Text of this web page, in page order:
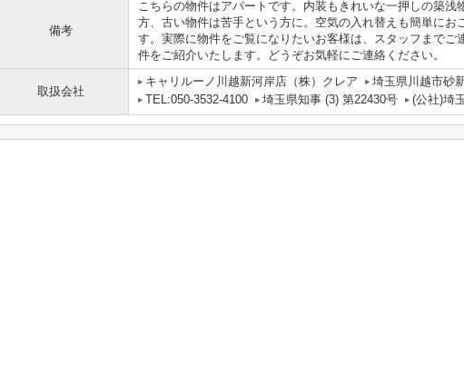
備考
こちらの物件はアパートです。内装もきれいな一押しの築浅
方、古い物件は苦手という方に。空気の入れ替えも簡単にお
す。実際に物件をご覧になりたいお客様は、スタッフまでご
件をご紹介いたします。どうぞお気軽にご連絡ください。
取扱会社
キャリルーノ川越新河岸店（株）クレア
埼玉県川越市砂
TEL:050-3532-4100
埼玉県知事 (3) 第22430号 (公社)埼